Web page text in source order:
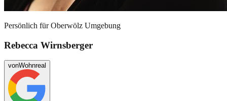
Persönlich fürOberwölz Umgebung
Rebecca Wirnsberger
vonWohnreal